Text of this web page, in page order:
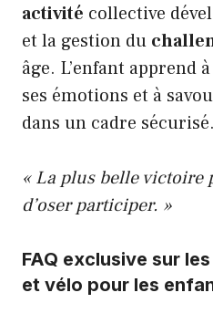
activité collective
et la gestion du
âge. L’enfant apprend
ses émotions et à
dans un cadre sécurisé.
« La plus belle victoire
d’oser participer. »
FAQ exclusive sur
et vélo pour les